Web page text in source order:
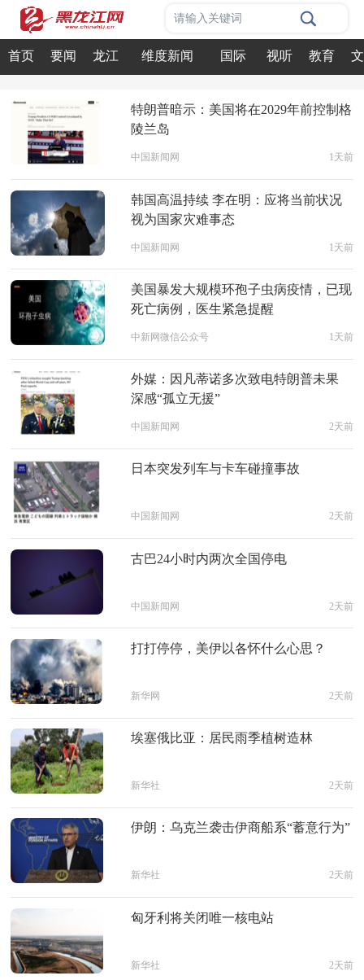
请输入关键词
首页 要闻 龙江 维度新闻 国际 视听 教育
特朗普暗示：美国将在2029年前控制格
陵兰岛
中国新闻网 1天前
韩国高温持续 李在明：应将当前状况
视为国家灾难事态
中国新闻网 1天前
美国暴发大规模环孢子虫病疫情，已现
死亡病例，医生紧急提醒
中新网微信公众号 1天前
外媒：因凡蒂诺多次致电特朗普未果
深感“孤立无援”
中国新闻网 2天前
日本突发列车与卡车碰撞事故
中国新闻网 2天前
古巴24小时内两次全国停电
中国新闻网 2天前
打打停停，美伊以各怀什么心思？
新华网 2天前
埃塞俄比亚：居民雨季植树造林
新华社 2天前
伊朗：乌克兰袭击伊商船系“蓄意行为”
新华社 2天前
匈牙利将关闭唯一核电站
新华社 2天前